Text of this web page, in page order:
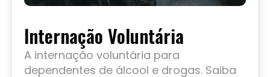
Internação Voluntária
A internação voluntária para
dependentes de álcool e drogas. Saiba